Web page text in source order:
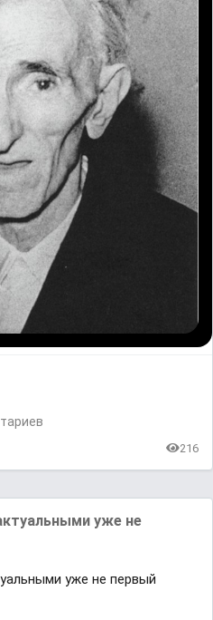
216
уже не
уже не первый